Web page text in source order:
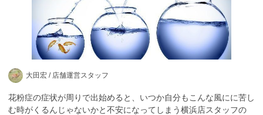
大田宏 / 店舗運営スタッフ
花粉症の症状が周りで出始めると、いつか自分もこんな風にに苦し
む時がくるんじゃないかと不安になってしまう横浜店スタッフの